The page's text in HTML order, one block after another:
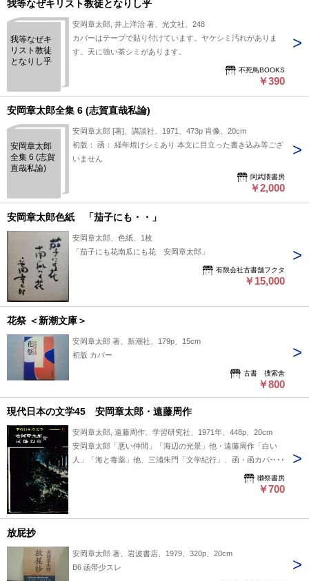
我等なぜキリスト教徒となりし乎
我等なぜキ
リスト教徒
となりし乎
安岡章太郎, 井上洋治 著、光文社、248
カバーはテープで貼り付けています。ヤケシミ汚れがありま
す。天に強い茶シミがあります。
不死鳥BOOKS
￥390
安岡章太郎全集 6 (志賀直哉私論)
安岡章太郎
全集 6 (志賀
直哉私論)
安岡章太郎 [著]、講談社、1971、473p 肖像、20cm
初版： 函： 経年焼けシミあり 本文に目立った書き込み等ござ
いません
阿武隈書房
￥2,000
安岡章太郎色紙 「茄子にも・・」
安岡章太郎、色紙、1枚
「茄子にも花南瓜にも花 安岡章太郎」
有限会社古書舗フクタ
￥15,000
花祭 ＜新潮文庫＞
安岡章太郎 著、新潮社、179p、15cm
初版 カバー
古書 捜索舎
￥800
現代日本の文学45 安岡章太郎・遠藤周作
安岡章太郎, 遠藤周作、学習研究社、1971年、448p、20cm
安岡章太郎「悪い仲間」「海辺の光景」他・遠藤周作「白い
人」「海と毒薬」他、三浦朱門「文学紀行」、函・函カバー
獺祭書房
￥700
放屁抄
安岡章太郎 著、岩波書店、1979、320p、20cm
B6 函帯少スレ